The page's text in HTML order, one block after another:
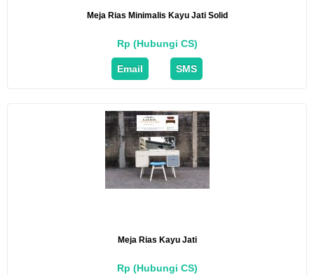
Meja Rias Minimalis Kayu Jati Solid
Rp (Hubungi CS)
Email SMS
Meja Rias Kayu Jati
Rp (Hubungi CS)